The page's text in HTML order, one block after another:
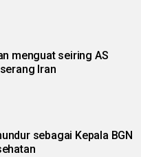
menguat seiring AS
Iran
sebagai Kepala BGN